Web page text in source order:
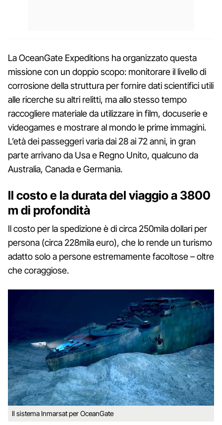
La OceanGate Expeditions ha organizzato questa
missione con un doppio scopo: monitorare il livello di
corrosione della struttura per fornire dati scientifici utili
alle ricerche su altri relitti, ma allo stesso tempo
raccogliere materiale da utilizzare in film, docuserie e
videogames e mostrare al mondo le prime immagini.
L’età dei passeggeri varia dai 28 ai 72 anni, in gran
parte arrivano da Usa e Regno Unito, qualcuno da
Australia, Canada e Germania.
Il costo e la durata del viaggio a 3800
m di profondità
Il costo per la spedizione è di circa 250mila dollari per
persona (circa 228mila euro), che lo rende un turismo
adatto solo a persone estremamente facoltose – oltre
che coraggiose.
Il sistema Inmarsat per OceanGate